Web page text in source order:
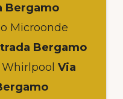
Bergamo
Microonde
Bergamo
Via